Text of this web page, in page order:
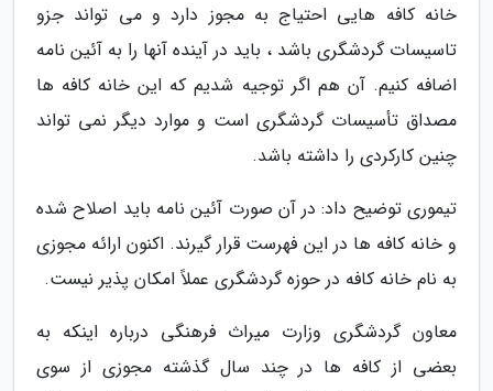
خانه کافه هایی احتیاج به مجوز دارد و می تواند جزو
تاسیسات گردشگری باشد ، باید در آینده آنها را به آئین نامه
اضافه کنیم. آن هم اگر توجیه شدیم که این خانه کافه ها
مصداق تأسیسات گردشگری است و موارد دیگر نمی تواند
چنین کارکردی را داشته باشد.
تیموری توضیح داد: در آن صورت آئین نامه باید اصلاح شده
و خانه کافه ها در این فهرست قرار گیرند. اکنون ارائه مجوزی
به نام خانه کافه در حوزه گردشگری عملاً امکان پذیر نیست.
معاون گردشگری وزارت میراث فرهنگی درباره اینکه به
بعضی از کافه ها در چند سال گذشته مجوزی از سوی